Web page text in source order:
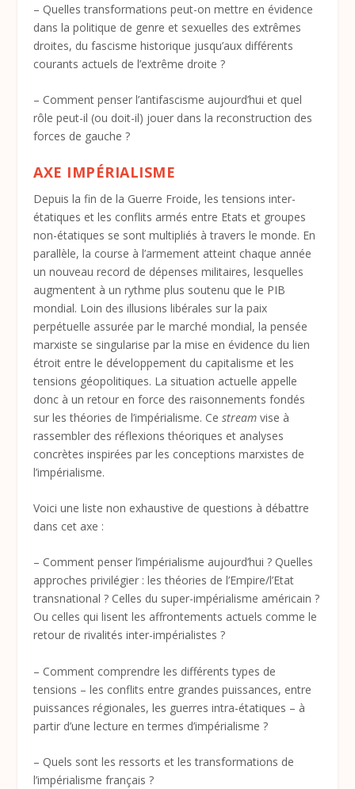
– Quelles transformations peut-on mettre en évidence
dans la politique de genre et sexuelles des extrêmes
droites, du fascisme historique jusqu’aux différents
courants actuels de l’extrême droite ?
– Comment penser l’antifascisme aujourd’hui et quel
rôle peut-il (ou doit-il) jouer dans la reconstruction des
forces de gauche ?
AXE IMPÉRIALISME
Depuis la fin de la Guerre Froide, les tensions inter-
étatiques et les conflits armés entre Etats et groupes
non-étatiques se sont multipliés à travers le monde. En
parallèle, la course à l’armement atteint chaque année
un nouveau record de dépenses militaires, lesquelles
augmentent à un rythme plus soutenu que le PIB
mondial. Loin des illusions libérales sur la paix
perpétuelle assurée par le marché mondial, la pensée
marxiste se singularise par la mise en évidence du lien
étroit entre le développement du capitalisme et les
tensions géopolitiques. La situation actuelle appelle
donc à un retour en force des raisonnements fondés
sur les théories de l’impérialisme. Ce stream vise à
rassembler des réflexions théoriques et analyses
concrètes inspirées par les conceptions marxistes de
l’impérialisme.
Voici une liste non exhaustive de questions à débattre
dans cet axe :
– Comment penser l’impérialisme aujourd’hui ? Quelles
approches privilégier : les théories de l’Empire/l’Etat
transnational ? Celles du super-impérialisme américain ?
Ou celles qui lisent les affrontements actuels comme le
retour de rivalités inter-impérialistes ?
– Comment comprendre les différents types de
tensions – les conflits entre grandes puissances, entre
puissances régionales, les guerres intra-étatiques – à
partir d’une lecture en termes d’impérialisme ?
– Quels sont les ressorts et les transformations de
l’impérialisme français ?